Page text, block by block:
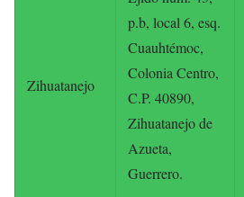
Zihuatanejo
p.b, local 6, esq.
Cuauhtémoc,
Colonia Centro,
C.P. 40890,
Zihuatanejo de
Azueta,
Guerrero.